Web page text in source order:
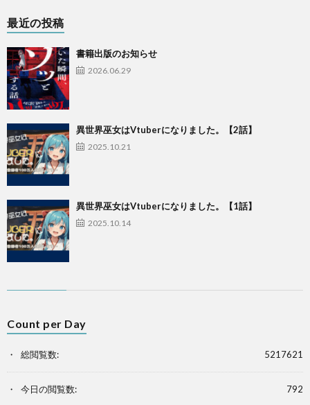
最近の投稿
書籍出版のお知らせ
2026.06.29
異世界巫女はVtuberになりました。【2話】
2025.10.21
異世界巫女はVtuberになりました。【1話】
2025.10.14
Count per Day
5217621
総閲覧数:
792
今日の閲覧数: